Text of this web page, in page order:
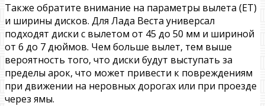
Также обратите внимание на параметры вылета (ET)
и ширины дисков. Для Лада Веста универсал
подходят диски с вылетом от 45 до 50 мм и шириной
от 6 до 7 дюймов. Чем больше вылет, тем выше
вероятность того, что диски будут выступать за
пределы арок, что может привести к повреждениям
при движении на неровных дорогах или при проезде
через ямы.